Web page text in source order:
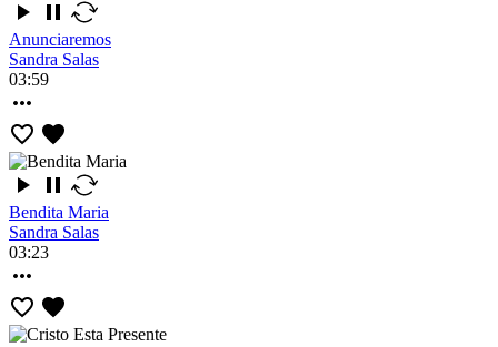
Anunciaremos
Sandra Salas
03:59
Bendita Maria
Sandra Salas
03:23